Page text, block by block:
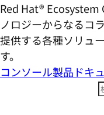
Red Hat® Ecosystem
ノロジーからなるコ
提供する各種ソリュ
す。
コンソール製品ドキ